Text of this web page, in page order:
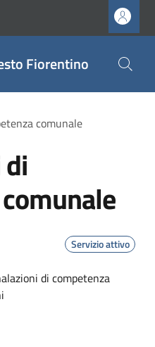
Fiorentino
comunale
Servizio attivo
di competenza